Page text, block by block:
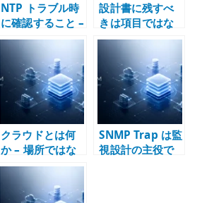
NTP トラブル時
に確認すること –
chrony、
ntpd、
timesyncd の整
理
設計書に残すべ
きは項目ではな
く判断である –
粒度、理由、実
体をつなぐ文書
設計
クラウドとは何
か – 場所ではな
く運用モデルと
責任分界で考え
SNMP Trap は監
視設計の主役で